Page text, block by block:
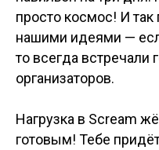
просто космос! И
нашими идеями —
то всегда
организаторов.
Нагрузка в Scream
готовым! Тебе